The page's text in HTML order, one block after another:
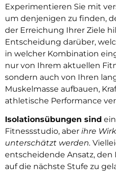
Experimentieren Sie mit
um denjenigen zu finden,
der Erreichung Ihrer Ziele
Entscheidung darüber,
in welcher Kombination
nur von Ihrem aktuellen
sondern auch von Ihren
Muskelmasse aufbauen,
athletische Performance
Isolationsübungen sind
Fitnessstudio, aber ihre
unterschätzt werden.
entscheidende Ansatz, den
auf die nächste Stufe zu